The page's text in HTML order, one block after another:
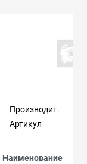
Производит.
Артикул
Наименование